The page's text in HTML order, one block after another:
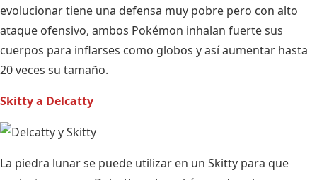
evolucionar tiene una defensa muy pobre pero con alto
ataque ofensivo, ambos Pokémon inhalan fuerte sus
cuerpos para inflarses como globos y así aumentar hasta
20 veces su tamaño.
Skitty a Delcatty
La piedra lunar se puede utilizar en un Skitty para que